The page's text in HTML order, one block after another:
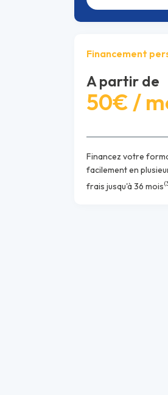
Financement
A partir de
50€ /
Financez votre
facilement en
frais jusqu'à 36 mois